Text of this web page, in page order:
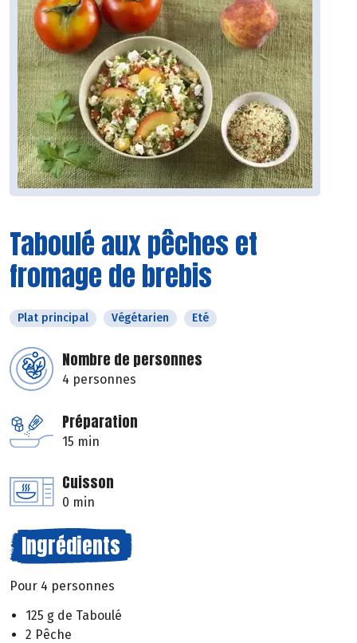
Taboulé aux pêches et
fromage de brebis
Plat principal Végétarien Eté
Nombre de personnes
4 personnes
Préparation
15 min
Cuisson
0 min
Ingrédients
Pour 4 personnes
125 g de Taboulé
2 Pêche